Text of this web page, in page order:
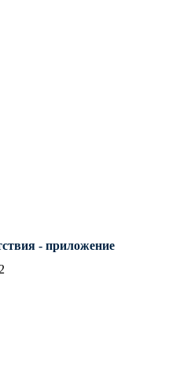
- приложение